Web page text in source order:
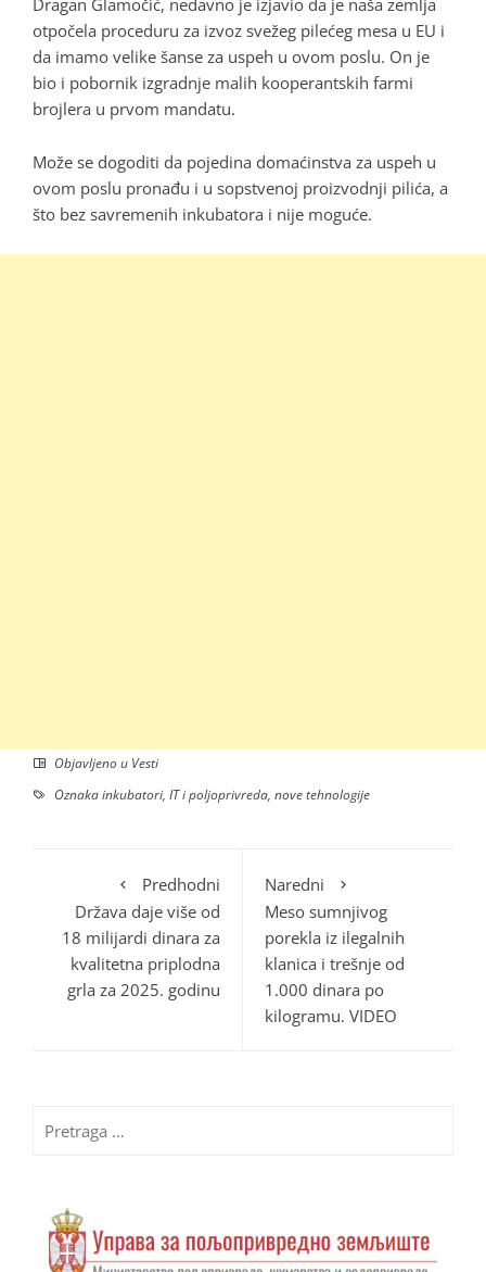
otpočela proceduru za izvoz svežeg pilećeg mesa u EU i
da imamo velike šanse za uspeh u ovom poslu. On je
bio i pobornik izgradnje malih kooperantskih farmi
brojlera u prvom mandatu.
Može se dogoditi da pojedina domaćinstva za uspeh u
ovom poslu pronađu i u sopstvenoj proizvodnji pilića, a
što bez savremenih inkubatora i nije moguće.
Objavljeno u Vesti
Oznakainkubatori, IT i poljoprivreda, nove tehnologije
Predhodni
Država daje više od
18 milijardi dinara za
kvalitetna priplodna
grla za 2025. godinu
Naredni
Meso sumnjivog
porekla iz ilegalnih
klanica i trešnje od
1.000 dinara po
kilogramu. VIDEO
za: